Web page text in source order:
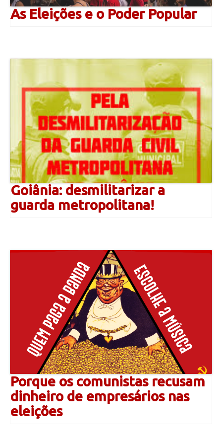
As Eleições e o Poder Popular
Goiânia: desmilitarizar a
guarda metropolitana!
Porque os comunistas recusam
dinheiro de empresários nas
eleições